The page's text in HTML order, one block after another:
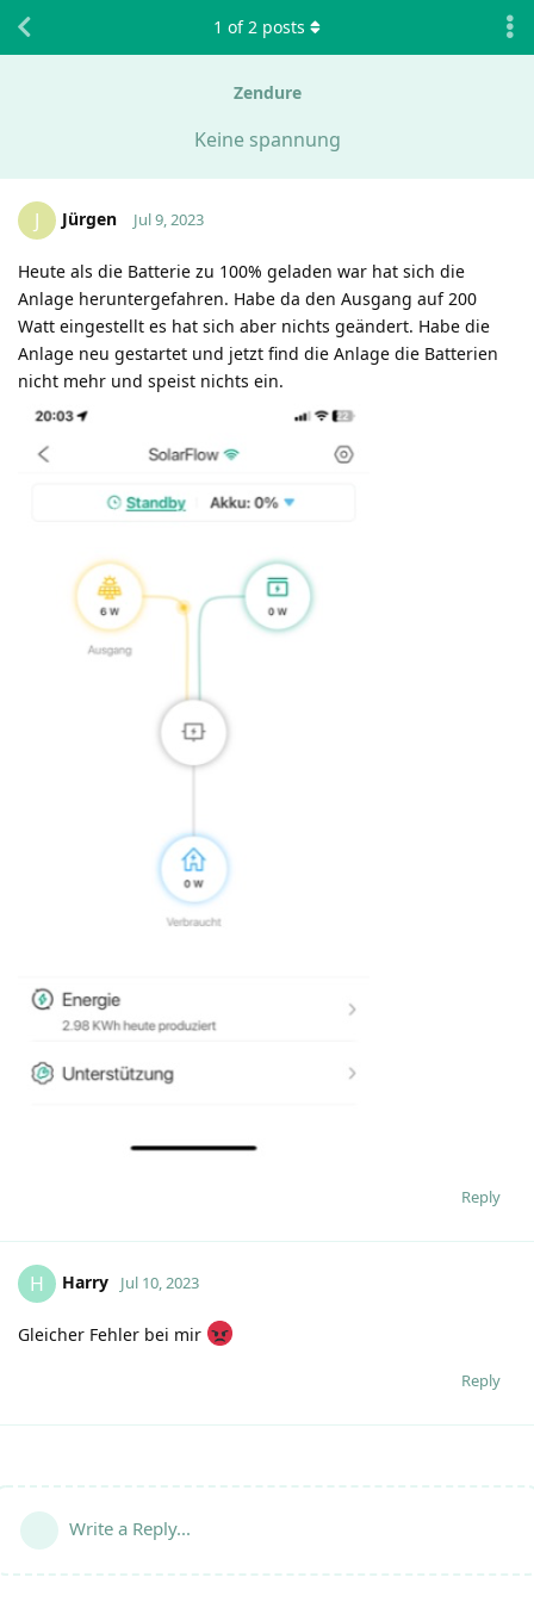
Zendure
Keine spannung
1 of2 posts
J Jürgen Jul 9, 2023
Heute als die Batterie zu 100% geladen war hat sich die
Anlage heruntergefahren. Habe da den Ausgang auf 200
Watt eingestellt es hat sich aber nichts geändert. Habe die
Anlage neu gestartet und jetzt find die Anlage die Batterien
nicht mehr und speist nichts ein.
Reply
H Harry Jul 10, 2023
Gleicher Fehler bei mir
Reply
Write a Reply...